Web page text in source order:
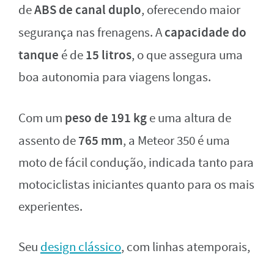
deABS de canal duplo, oferecendo maior
segurança nas frenagens. Acapacidade do
tanque é de15 litros, o que assegura uma
boa autonomia para viagens longas.
Com um peso de 191 kge uma altura de
assento de765 mm, a Meteor 350 é uma
moto de fácil condução, indicada tanto para
motociclistas iniciantes quanto para os mais
experientes.
Seu design clássico, com linhas atemporais,